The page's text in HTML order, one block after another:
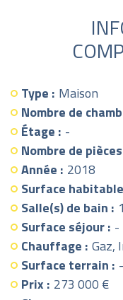
Type : Maison
Nombre de
Étage : -
Nombre de
Année : 2018
Surface
Salle(s) de bain : 1
Surface séjour : -
Chauffage : Gaz,
Surface terrain : -
Prix : 273 000 €